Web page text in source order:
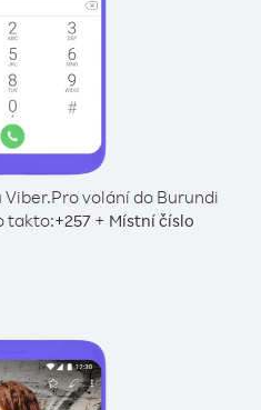
Pro volání do Burundi
takto:+257 + Místní číslo